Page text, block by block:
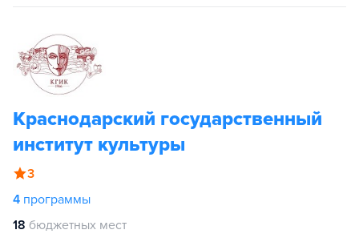
Краснодарский государственный
институт культуры
3
4 программы
18 бюджетных мест